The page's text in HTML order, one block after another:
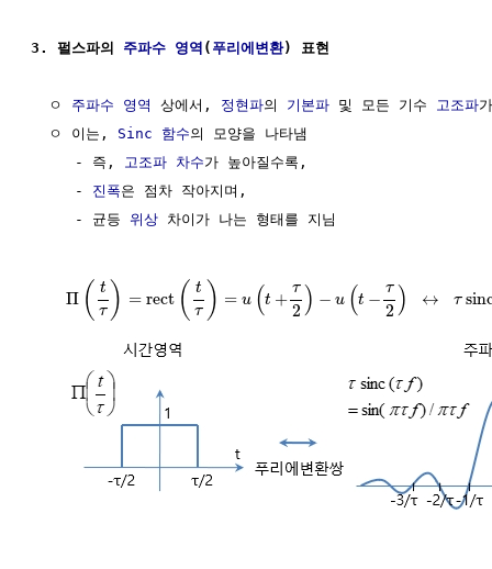
3. 펄스파의 주파수 영역 ( 푸리에변환) 표현
  ㅇ
주파수 영역 상에서, 정현파의 기본파 및 모든 기수 고조파
  ㅇ 이는,
Sinc 함수의 모양을 나타냄
     - 즉,
고조파 차수가 높아질수록,
     -
진폭은 점차 작아지며,
     - 균등
위상 차이가 나는 형태를 지님
Π ( t
τ ) = rect ( t
τ ) = u (t +
τ
2 ) − u (t −
τ
2 ) ↔ τ